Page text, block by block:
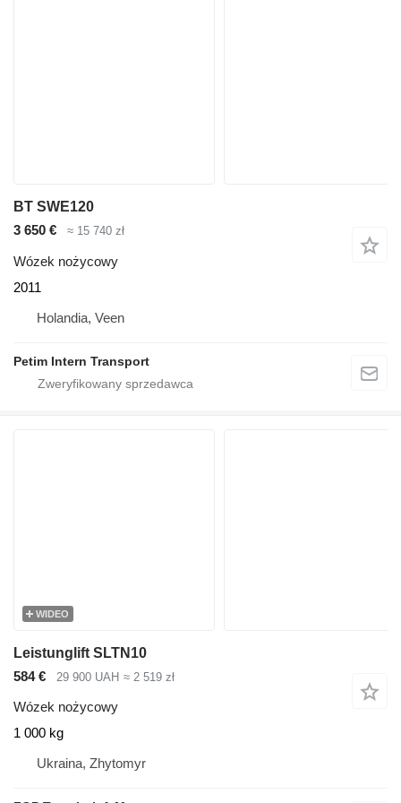
BT SWE120
3 650 €
≈ 15 740 zł
Wózek nożycowy
2011
Holandia, Veen
Petim Intern Transport
WIDEO
Leistunglift SLTN10
584 €
29 900 UAH ≈ 2 519 zł
Wózek nożycowy
1 000 kg
Ukraina, Zhytomyr